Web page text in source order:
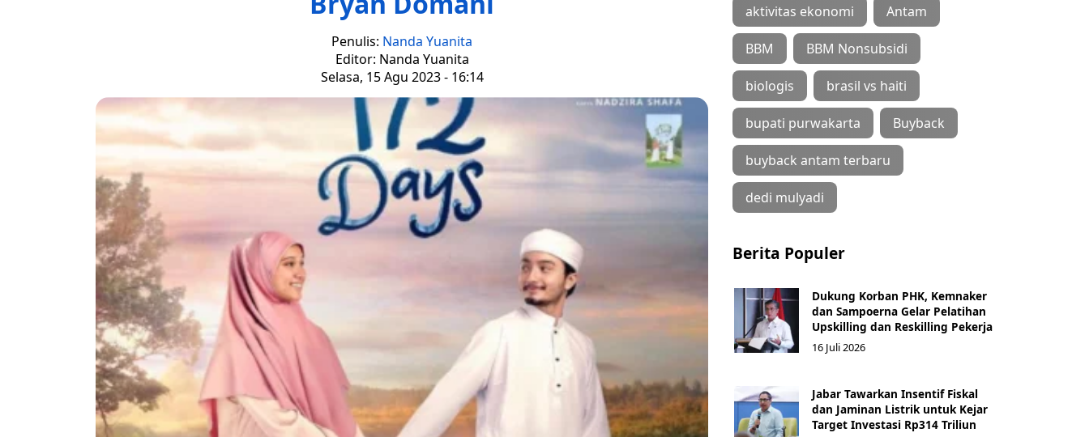
Penulis: Nanda Yuanita
Editor: Nanda Yuanita
Selasa, 15 Agu 2023 - 16:14
aktivitas ekonomi Antam
BBM BBM Nonsubsidi
biologis brasil vs haiti
bupati purwakarta Buyback
buyback antam terbaru
dedi mulyadi
Berita Populer
Dukung Korban PHK, Kemnaker
dan Sampoerna Gelar Pelatihan
Upskilling dan Reskilling Pekerja
16 Juli 2026
Jabar Tawarkan Insentif Fiskal
dan Jaminan Listrik untuk Kejar
Target Investasi Rp314 Triliun